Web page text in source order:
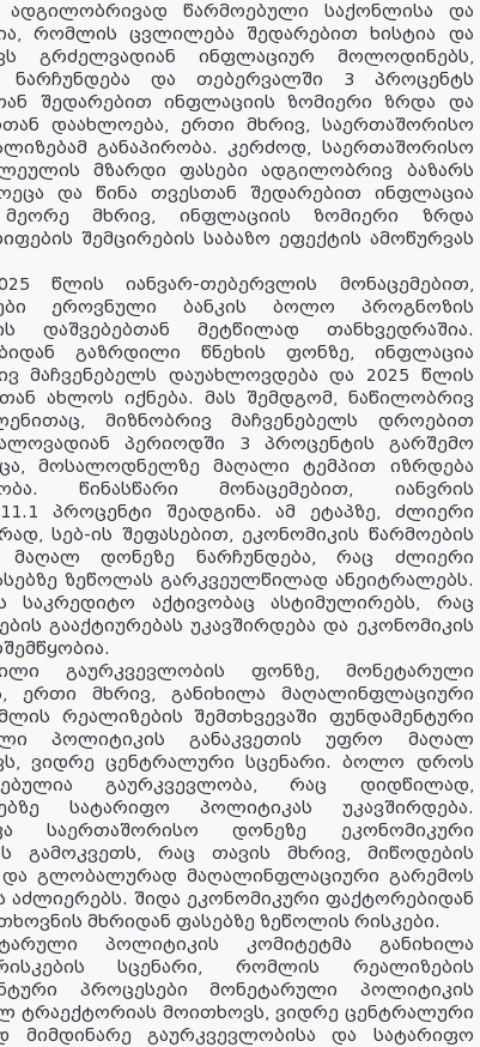
წარმოებული საქონლისა და
რომლის ცვლილება შედარებით ხისტია და
გრძელვადიან ინფლაციურ მოლოდინებს,
ნარჩუნდება და თებერვალში 3 პროცენტს
შედარებით ინფლაციის ზომიერი ზრდა და
დაახლოება, ერთი მხრივ, საერთაშორისო
განაპირობა. კერძოდ, საერთაშორისო
მზარდი ფასები ადგილობრივ ბაზარს
და წინა თვესთან შედარებით ინფლაცია
მხრივ, ინფლაციის ზომიერი ზრდა
შემცირების საბაზო ეფექტის ამოწურვას
წლის იანვარ-თებერვლის მონაცემებით,
ეროვნული ბანკის ბოლო პროგნოზის
დაშვებებთან მეტწილად თანხვედრაშია.
გაზრდილი წნეხის ფონზე, ინფლაცია
მაჩვენებელს დაუახლოვდება და 2025 წლის
ახლოს იქნება. მას შემდგომ, ნაწილობრივ
მიზნობრივ მაჩვენებელს დროებით
პერიოდში 3 პროცენტის გარშემო
მოსალოდნელზე მაღალი ტემპით იზრდება
წინასწარი მონაცემებით, იანვრის
პროცენტი შეადგინა. ამ ეტაპზე, ძლიერი
სებ-ის შეფასებით, ეკონომიკის წარმოების
მაღალ დონეზე ნარჩუნდება, რაც ძლიერი
ზეწოლას გარკვეულწილად ანეიტრალებს.
აქტივობაც ასტიმულირებს, რაც
გააქტიურებას უკავშირდება და ეკონომიკის
გაურკვევლობის ფონზე, მონეტარული
ერთი მხრივ, განიხილა მაღალინფლაციური
რეალიზების შემთხვევაში ფუნდამენტური
პოლიტიკის განაკვეთის უფრო მაღალ
ვიდრე ცენტრალური სცენარი. ბოლო დროს
გაურკვევლობა, რაც დიდწილად,
სატარიფო პოლიტიკას უკავშირდება.
საერთაშორისო დონეზე ეკონომიკური
გამოკვეთს, რაც თავის მხრივ, მიწოდების
და გლობალურად მაღალინფლაციური გარემოს
აძლიერებს. შიდა ეკონომიკური ფაქტორებიდან
მხრიდან ფასებზე ზეწოლის რისკები.
პოლიტიკის კომიტეტმა განიხილა
სცენარი, რომლის რეალიზების
პროცესები მონეტარული პოლიტიკის
ტრაექტორიას მოითხოვს, ვიდრე ცენტრალური
მიმდინარე გაურკვევლობისა და სატარიფო